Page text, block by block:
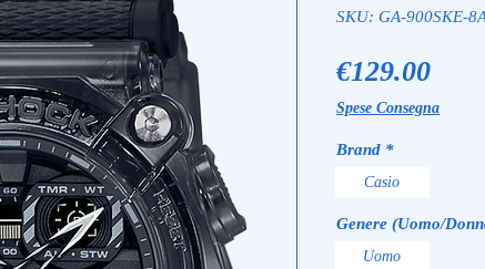
SKU: GA-900SKE-
€129.00Price
Spese Consegna
Brand *
Casio
Genere (Uomo/
Uomo